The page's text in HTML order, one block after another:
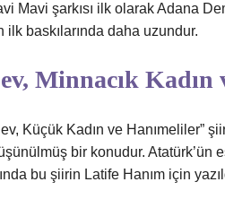
Mavi şarkısı ilk olarak Adana
ilk baskılarında daha uzundur.
Minnacık Kadın
Küçük Kadın ve Hanımeliler”
bir konudur. Atatürk’ün
bu şiirin Latife Hanım için